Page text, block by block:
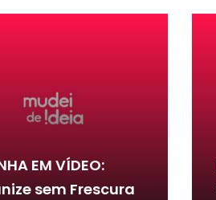
EM VÍDEO:
sem Frescura